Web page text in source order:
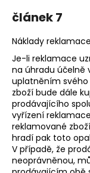
článek 7
Náklady
Je-li reklamace
na úhradu účelně
uplatněním
zboží bude dále
prodávajícího
vyřízení
reklamované
hradí pak toto
V případě, že
neoprávněnou,